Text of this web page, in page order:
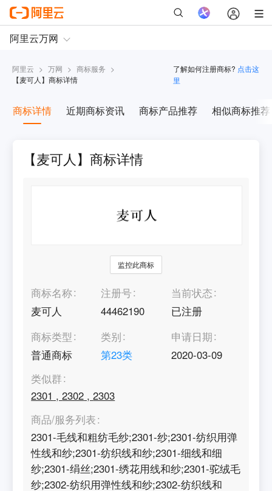
阿里云 > 万网 > 商标服务 >
【麦可人 】商标详情
了解如何注册商标? 点击这
里
商标详情 近期商标资讯 商标产品推荐 相似商标推荐
【麦可人】商标详情
监控此商标
商标名称
麦可人
注册号
44462190
当前状态
已注册
商标类型
普通商标
类别
第23类
申请日期
2020-03-09
类似群
2301 ,2302 ,2303
商品/服务列表
2301-毛线和粗纺毛纱;2301-纱;2301-纺织用弹
性线和纱;2301-纺织线和纱;2301-细线和细
纱;2301-绢丝;2301-绣花用线和纱;2301-驼绒毛
纱;2302-纺织用弹性线和纱;2302-纺织线和